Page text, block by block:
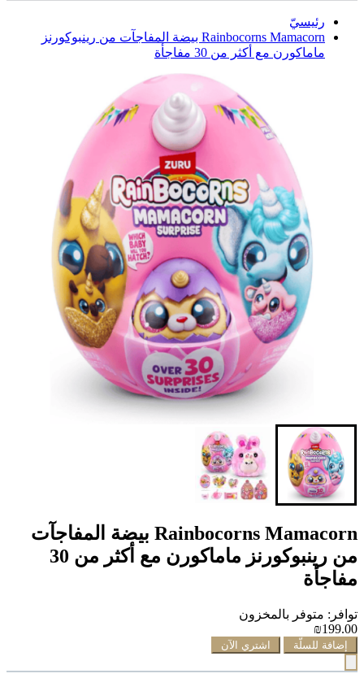
رئيسيّ
Rainbocorns Mamacorn بيضة المفاجآت من رينبوكورنز
ماماكورن مع أكثر من 30 مفاجأة
Rainbocorns Mamacorn بيضة المفاجآت
من رينبوكورنز ماماكورن مع أكثر من 30
مفاجأة
توافر: متوفر بالمخزون
₪199.00
إضافة للسلّة اشتري الآن